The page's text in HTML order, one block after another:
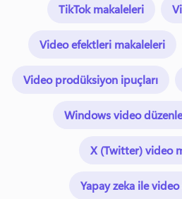
TikTok makaleleri
Video efektleri makaleleri
Video prodüksiyon ipuçları
Windows video
X (Twitter) video
Yapay zeka ile